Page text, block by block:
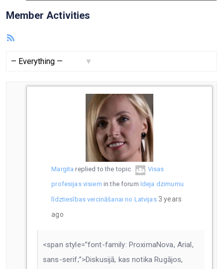
Member Activities
Margita replied to the topic
Visas
profesijas visiem in the forum Ideja dzimumu
līdztiesības veicināšanai no Latvijas 3 years
ago
<span style=”font-family: ProximaNova, Arial,
sans-serif;”>Diskusijā, kas notika Rugājos,